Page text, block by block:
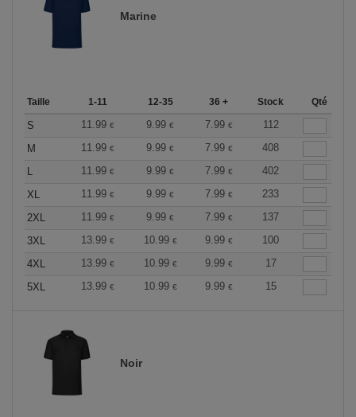
Marine
Taille 1-11 12-35 36 + Stock Qté
S 11.99 € 9.99 € 7.99 €
112
M
11.99 € 9.99 € 7.99 €
408
L
11.99 € 9.99 € 7.99 €
402
XL
11.99 € 9.99 € 7.99 €
233
2XL
11.99 € 9.99 € 7.99 €
137
3XL
13.99 € 10.99 € 9.99 €
100
4XL
13.99 € 10.99 € 9.99 €
17
5XL
13.99 € 10.99 € 9.99 € 15
Noir